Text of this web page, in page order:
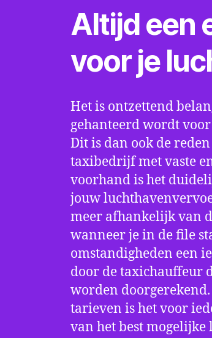
Altijd een
voor je
Het is ontzettend
gehanteerd wordt
Dit is dan ook de
taxibedrijf met vaste
voorhand is het
jouw
meer afhankelijk van
wanneer je in de file
omstandigheden een
door de taxichauffeur
worden
tarieven is het voor
van het best